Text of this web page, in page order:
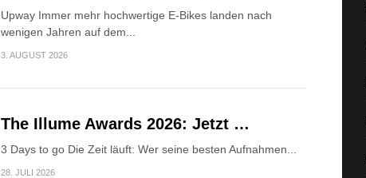
Upway Immer mehr hochwertige E-Bikes landen nach
wenigen Jahren auf dem...
3. AUGUST 2026
The Illume Awards 2026: Jetzt …
3 Days to go Die Zeit läuft: Wer seine besten Aufnahmen...
28. JULI 2026